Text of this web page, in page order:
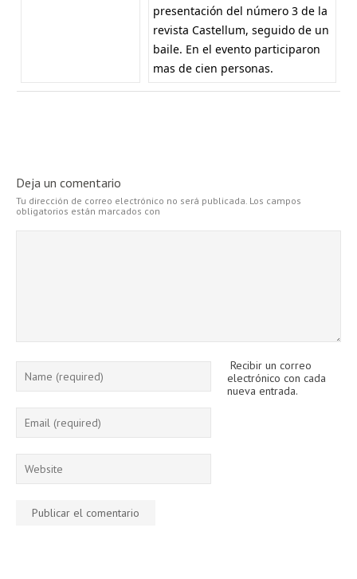
presentación del número 3 de la
revista Castellum, seguido de un
baile. En el evento participaron
mas de cien personas.
Deja un comentario
Tu dirección de correo electrónico no será publicada. Los campos
obligatorios están marcados con
Recibir un correo
electrónico con cada
nueva entrada.